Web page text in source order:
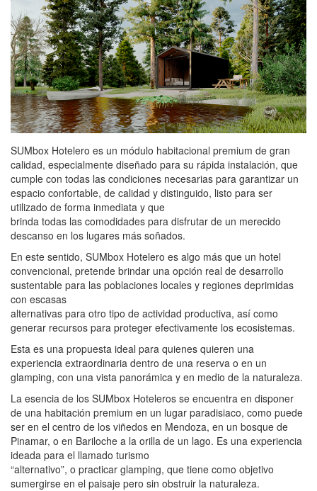
SUMbox Hotelero es un módulo habitacional premium de gran
calidad, especialmente diseñado para su rápida instalación, que
cumple con todas las condiciones necesarias para garantizar un
espacio confortable, de calidad y distinguido, listo para ser
utilizado de forma inmediata y que
brinda todas las comodidades para disfrutar de un merecido
descanso en los lugares más soñados.
En este sentido, SUMbox Hotelero es algo más que un hotel
convencional, pretende brindar una opción real de desarrollo
sustentable para las poblaciones locales y regiones deprimidas
con escasas
alternativas para otro tipo de actividad productiva, así como
generar recursos para proteger efectivamente los ecosistemas.
Esta es una propuesta ideal para quienes quieren una
experiencia extraordinaria dentro de una reserva o en un
glamping, con una vista panorámica y en medio de la naturaleza.
La esencia de los SUMbox Hoteleros se encuentra en disponer
de una habitación premium en un lugar paradisiaco, como puede
ser en el centro de los viñedos en Mendoza, en un bosque de
Pinamar, o en Bariloche a la orilla de un lago. Es una experiencia
ideada para el llamado turismo
“alternativo”, o practicar glamping, que tiene como objetivo
sumergirse en el paisaje pero sin obstruir la naturaleza.